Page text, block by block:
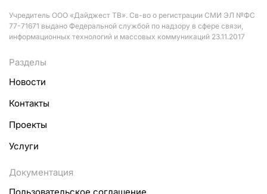
Учредитель ООО «Дайджест ТВ». Св-во о регистрации СМИ ЭЛ №ФС
77-71671 выдано Федеральной службой по надзору в сфере связи,
информационных технологий и массовых коммуникаций 23.11.2017
Разделы
Новости
Контакты
Проекты
Услуги
Документация